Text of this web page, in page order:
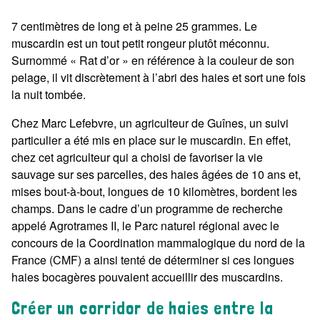
7 centimètres de long et à peine 25 grammes. Le
muscardin est un tout petit rongeur plutôt méconnu.
Surnommé « Rat d’or » en référence à la couleur de son
pelage, il vit discrètement à l’abri des haies et sort une fois
la nuit tombée.
Chez Marc Lefebvre, un agriculteur de Guînes, un suivi
particulier a été mis en place sur le muscardin. En effet,
chez cet agriculteur qui a choisi de favoriser la vie
sauvage sur ses parcelles, des haies âgées de 10 ans et,
mises bout-à-bout, longues de 10 kilomètres, bordent les
champs. Dans le cadre d’un programme de recherche
appelé Agrotrames II, le Parc naturel régional avec le
concours de la Coordination mammalogique du nord de la
France (CMF) a ainsi tenté de déterminer si ces longues
haies bocagères pouvaient accueillir des muscardins.
Créer un corridor de haies entre la